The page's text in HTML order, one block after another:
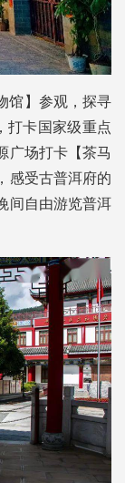
馆】参观，探寻
打卡国家级重点
广场打卡【茶马
感受古普洱府的
间自由游览普洱